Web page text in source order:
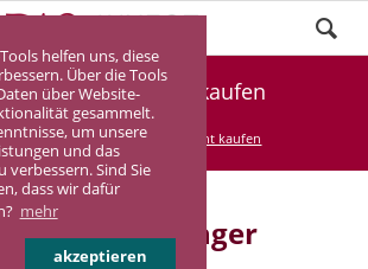
helfen uns, diese
Über die Tools
über Website-
gesammelt.
um unsere
und das
verbessern. Sind Sie
dass wir dafür
mehr
akzeptieren
Enger kaufen
Service Pflegeappartement kaufen
in Enger